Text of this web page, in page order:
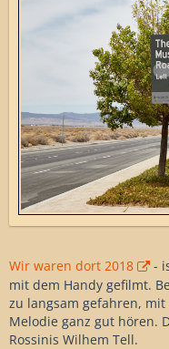
Wir waren dort 2018
-
mit dem Handy gefilmt.
zu langsam gefahren,
Melodie ganz gut hören.
Rossinis Wilhem Tell.